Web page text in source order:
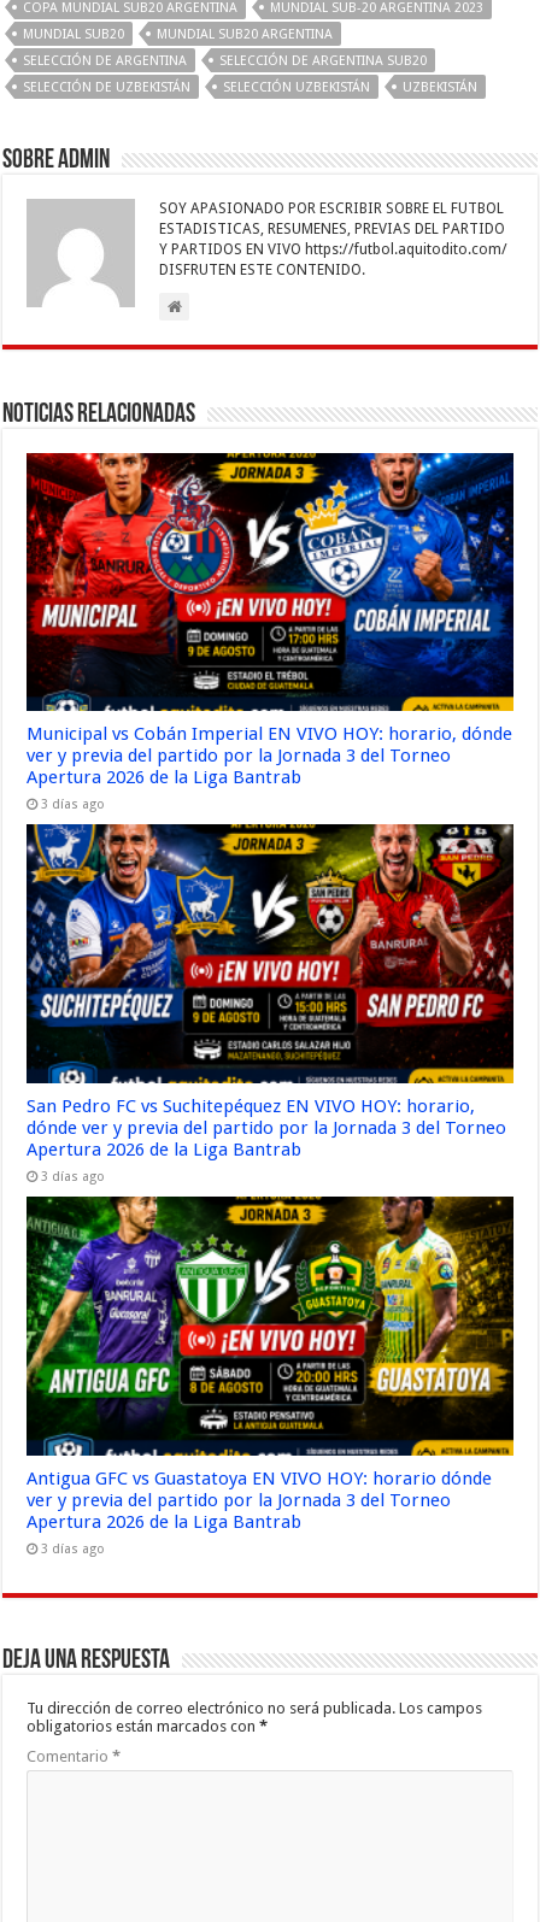
o
o
k
p
p
dI
n
g
er
a
m
ar
ti
r
COPA MUNDIAL SUB20 ARGENTINA
MUNDIAL SUB-20 ARGENTINA 2023
MUNDIAL SUB20
MUNDIAL SUB20 ARGENTINA
SELECCIÓN DE ARGENTINA
SELECCIÓN DE ARGENTINA SUB20
SELECCIÓN DE UZBEKISTÁN
SELECCIÓN UZBEKISTÁN UZBEKISTÁN
Sobre admin
SOY APASIONADO POR ESCRIBIR SOBRE EL FUTBOL
ESTADISTICAS, RESUMENES, PREVIAS DEL PARTIDO
Y PARTIDOS EN VIVO https://futbol.aquitodito.com/
DISFRUTEN ESTE CONTENIDO.
Noticias Relacionadas
Municipal vs Cobán Imperial EN VIVO HOY: horario, dónde
ver y previa del partido por la Jornada 3 del Torneo
Apertura 2026 de la Liga Bantrab
3 días ago
San Pedro FC vs Suchitepéquez EN VIVO HOY: horario,
dónde ver y previa del partido por la Jornada 3 del Torneo
Apertura 2026 de la Liga Bantrab
3 días ago
Antigua GFC vs Guastatoya EN VIVO HOY: horario dónde
ver y previa del partido por la Jornada 3 del Torneo
Apertura 2026 de la Liga Bantrab
3 días ago
Deja una respuesta
Tu dirección de correo electrónico no será publicada. Los campos
obligatorios están marcados con*
Comentario*